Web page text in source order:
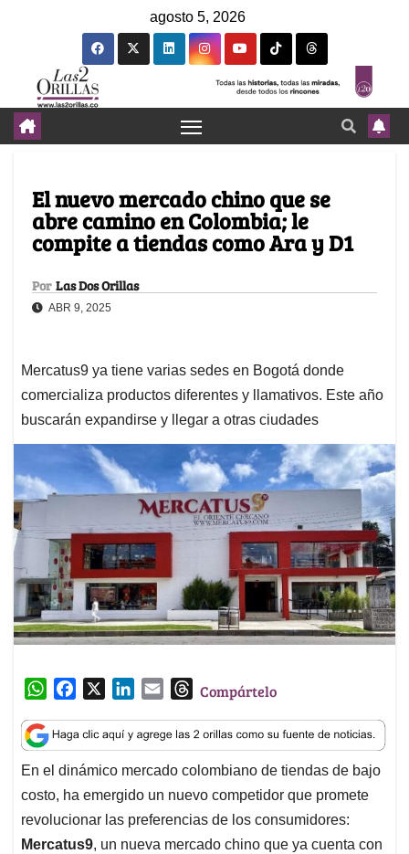
agosto 5, 2026
El nuevo mercado chino que se
abre camino en Colombia; le
compite a tiendas como Ara y D1
Por Las Dos Orillas
ABR 9, 2025
Mercatus9 ya tiene varias sedes en Bogotá donde
comercializa productos diferentes y llamativos. Este año
buscarán expandirse y llegar a otras ciudades
W
a
t
s
A
p
p
c
e
b
o
o
k
n
k
e
d
I
n
a
i
l
T
r
e
a
d
s
Compártelo
En el dinámico mercado colombiano de tiendas de bajo
costo, ha emergido un nuevo competidor que promete
revolucionar las preferencias de los consumidores:
Mercatus9, un nueva mercado chino que ya cuenta con